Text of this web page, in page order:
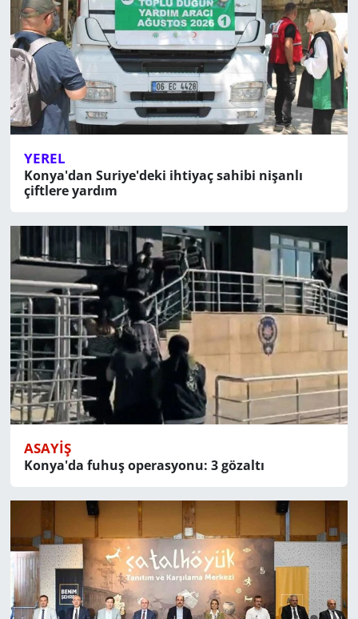
YEREL
Konya'dan Suriye'deki ihtiyaç sahibi nişanlı
çiftlere yardım
ASAYIŞ
Konya'da fuhuş operasyonu: 3 gözaltı